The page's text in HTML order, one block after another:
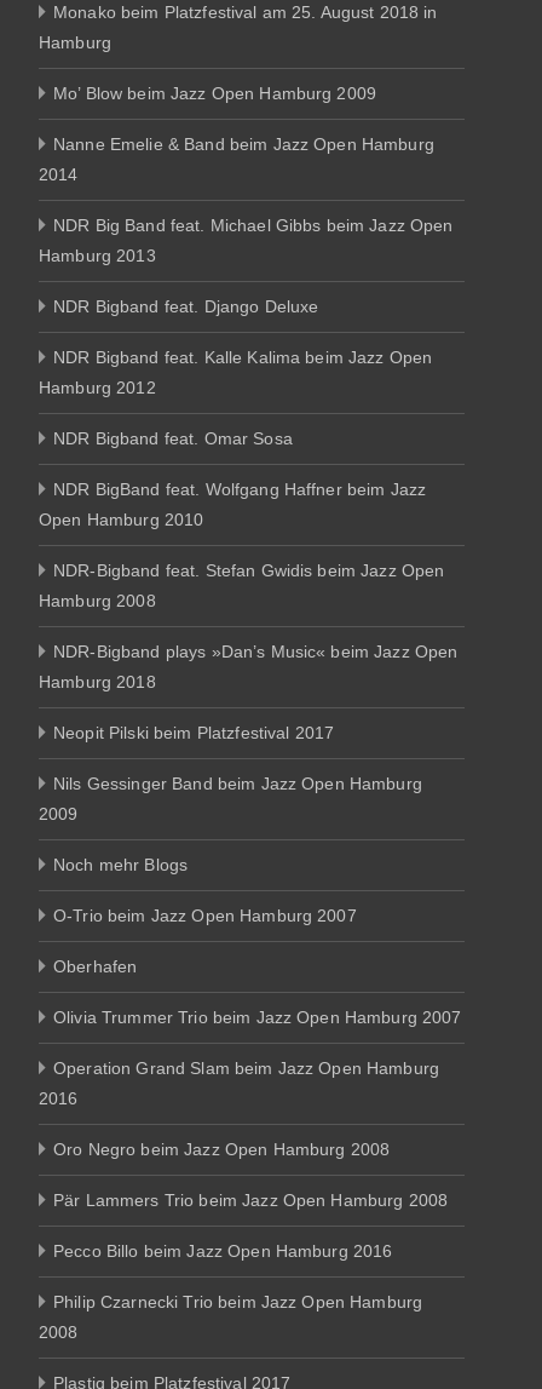
Monako beim Platzfestival am 25. August 2018 in
Hamburg
Mo’ Blow beim Jazz Open Hamburg 2009
Nanne Emelie & Band beim Jazz Open Hamburg
2014
NDR Big Band feat. Michael Gibbs beim Jazz Open
Hamburg 2013
NDR Bigband feat. Django Deluxe
NDR Bigband feat. Kalle Kalima beim Jazz Open
Hamburg 2012
NDR Bigband feat. Omar Sosa
NDR BigBand feat. Wolfgang Haffner beim Jazz
Open Hamburg 2010
NDR-Bigband feat. Stefan Gwidis beim Jazz Open
Hamburg 2008
NDR-Bigband plays »Dan’s Music« beim Jazz Open
Hamburg 2018
Neopit Pilski beim Platzfestival 2017
Nils Gessinger Band beim Jazz Open Hamburg
2009
Noch mehr Blogs
O-Trio beim Jazz Open Hamburg 2007
Oberhafen
Olivia Trummer Trio beim Jazz Open Hamburg 2007
Operation Grand Slam beim Jazz Open Hamburg
2016
Oro Negro beim Jazz Open Hamburg 2008
Pär Lammers Trio beim Jazz Open Hamburg 2008
Pecco Billo beim Jazz Open Hamburg 2016
Philip Czarnecki Trio beim Jazz Open Hamburg
2008
Plastiq beim Platzfestival 2017